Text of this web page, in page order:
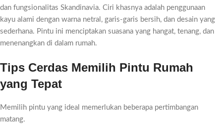
dan fungsionalitas Skandinavia. Ciri khasnya adalah penggunaan
kayu alami dengan warna netral, garis-garis bersih, dan desain yang
sederhana. Pintu ini menciptakan suasana yang hangat, tenang, dan
menenangkan di dalam rumah.
Tips Cerdas Memilih Pintu Rumah
yang Tepat
Memilih pintu yang ideal memerlukan beberapa pertimbangan
matang.